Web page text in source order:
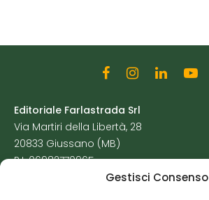
Gestisci Consenso
Editoriale Farlastrada Srl
Via Martiri della Libertà, 28
20833 Giussano (MB)
P.I. 06982770965